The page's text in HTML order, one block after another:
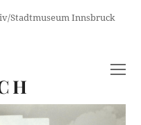
Stadtmuseum Innsbruck